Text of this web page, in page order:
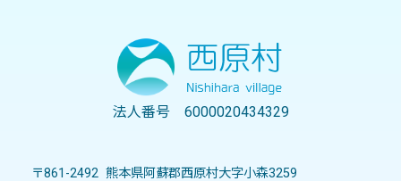
法人番号 6000020434329
〒861-2492 熊本県阿蘇郡西原村大字小森3259